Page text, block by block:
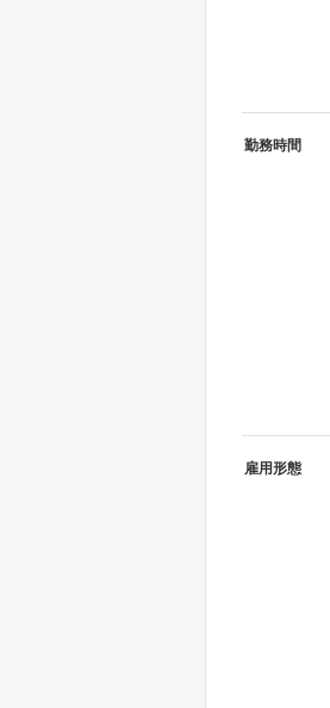
勤務時間
雇用形態